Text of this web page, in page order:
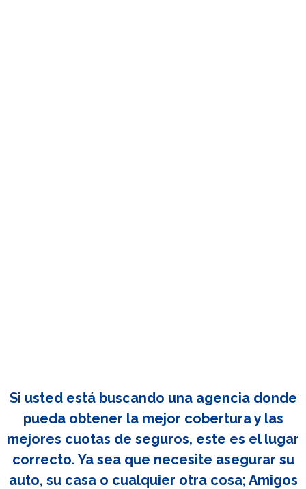
Si usted está buscando una agencia donde
pueda obtener la mejor cobertura y las
mejores cuotas de seguros, este es el lugar
correcto. Ya sea que necesite asegurar su
auto, su casa o cualquier otra cosa; Amigos